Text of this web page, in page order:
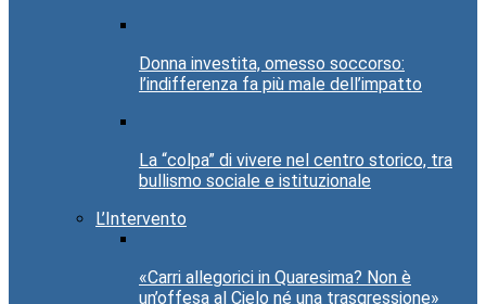
Donna investita, omesso soccorso:
l’indifferenza fa più male dell’impatto
La “colpa” di vivere nel centro storico, tra
bullismo sociale e istituzionale
L’Intervento
«Carri allegorici in Quaresima? Non è
un’offesa al Cielo né una trasgressione»